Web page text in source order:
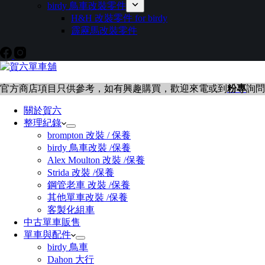
birdy 鳥車改裝零件
H&H 改裝零件 for birdy
霹靂馬改裝零件
官方商店項目只供參考，如有興趣購買，歡迎來電或到 粉專詢
關於賀六
整理紀錄
brompton 改裝 / 保養
birdy 鳥車改裝 /保養
Alex Moulton 改裝 /保養
Strida 改裝 /保養
鋼管老車 改裝 /保養
其他單車改裝 /保養
客製化組車
中古單車販售
單車與配件
birdy 鳥車
Dahon 大行